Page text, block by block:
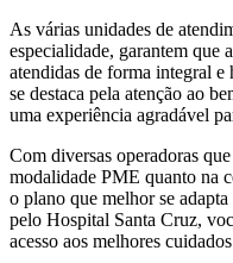
As várias unidades de
especialidade, garantem que
atendidas de forma integral
se destaca pela atenção ao
uma experiência agradável
Com diversas operadoras
modalidade PME quanto na
o plano que melhor se
pelo Hospital Santa Cruz,
acesso aos melhores